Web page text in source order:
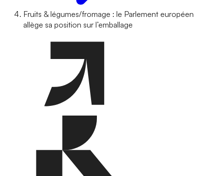
Fruits & légumes/fromage : le Parlement européen
allège sa position sur l’emballage